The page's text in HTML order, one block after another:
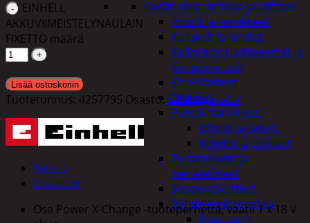
Kodin elektroniikka ja laitteet
Imurit ja tarvikkeet
Kaapelit ja johdot
Kelloradiot, sääasemat ja
lämpömittarit
Oheislaitteet
Paristot
Puhelintarvikkeet
Johdot ja laturit
Kotelot ja telineet
Tv-tarvikkeet ja
seinätelineet
Varavirtalaitteet
Viihde-elektroniikka
Bluetooth
EINHELL
AKKUVIIMEISTELYNAULAIN
FIXETTO määrä
Lisää ostoskoriin
Tuotetunnus: 4257795 Osasto: Sähkötyökalut
Kuvaus
Lisätiedot
Osa Power X-Change -tuoteperhettä, vaatii 1 x 18 V